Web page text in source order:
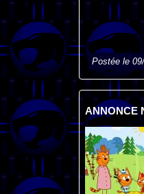
Postée le
ANNONCE